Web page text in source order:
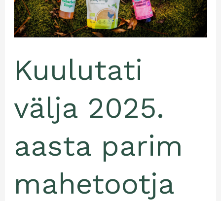
Kuulutati
välja 2025.
aasta parim
mahetootja
parimad
mahetooted